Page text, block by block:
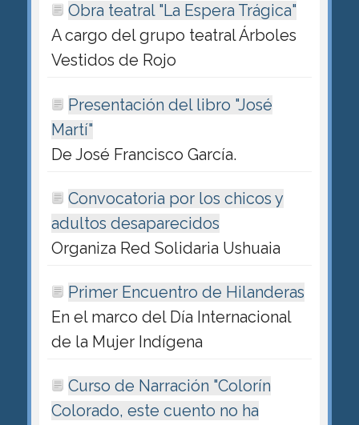
Obra teatral "La Espera Trágica"
A cargo del grupo teatral Árboles
Vestidos de Rojo
Presentación del libro "José
Martí"
De José Francisco García.
Convocatoria por los chicos y
adultos desaparecidos
Organiza Red Solidaria Ushuaia
Primer Encuentro de Hilanderas
En el marco del Día Internacional
de la Mujer Indígena
Curso de Narración "Colorín
Colorado, este cuento no ha